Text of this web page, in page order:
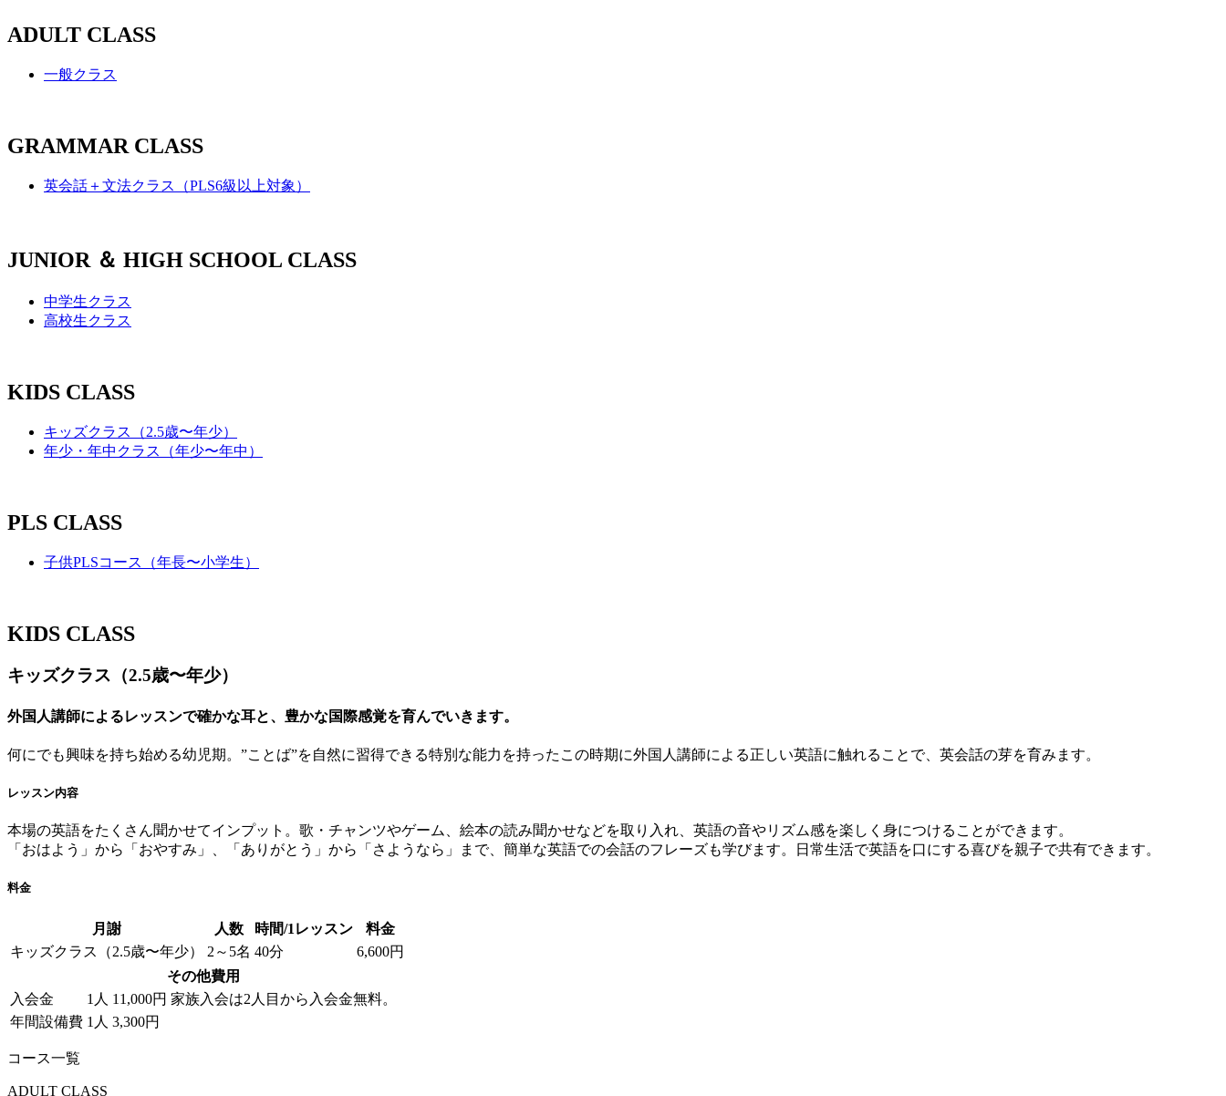
ADULT CLASS
一般クラス
GRAMMAR CLASS
英会話＋文法クラス（PLS6級以上対象）
JUNIOR ＆ HIGH SCHOOL CLASS
中学生クラス
高校生クラス
KIDS CLASS
キッズクラス（2.5歳〜年少）
年少・年中クラス（年少〜年中）
PLS CLASS
子供PLSコース（年長〜小学生）
KIDS CLASS
キッズクラス（2.5歳〜年少）
外国人講師によるレッスンで確かな耳と、豊かな国際感覚を育んでいきます。
何にでも興味を持ち始める幼児期。”ことば”を自然に習得できる特別な能力を持ったこの時期に外国人講師による正しい英語に触れることで、英会話の芽を育みます。
レッスン内容
本場の英語をたくさん聞かせてインプット。歌・チャンツやゲーム、絵本の読み聞かせなどを取り入れ、英語の音やリズム感を楽しく身につけることができます。
「おはよう」から「おやすみ」、「ありがとう」から「さようなら」まで、簡単な英語での会話のフレーズも学びます。日常生活で英語を口にする喜びを親子で共有できます。
料金
月謝 人数 時間/1レッスン
料金
キッズクラス（2.5歳〜年少）
2～5名 40分
6,600円
その他費用
入会金
1人 11,000円 家族入会は2人目から入会金無料。
年間設備費 1人 3,300円
コース一覧
ADULT CLASS